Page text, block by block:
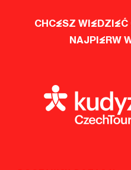
CHCESZ WIEDZIEĆ
NAJPIERW